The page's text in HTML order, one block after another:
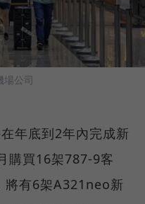
場公司
年底到2年內完成新
購買16架787-9客
將有6架A321neo新